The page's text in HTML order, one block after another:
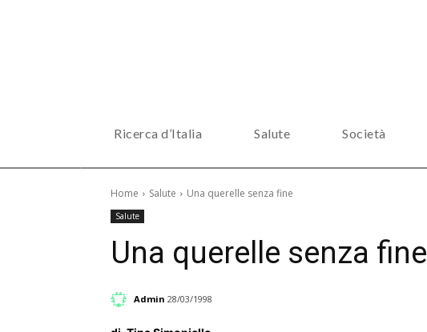
Ricerca d’Italia Salute Società
Home Salute Una querelle senza fine
Salute
Una querelle senza fine
Admin 28/03/1998